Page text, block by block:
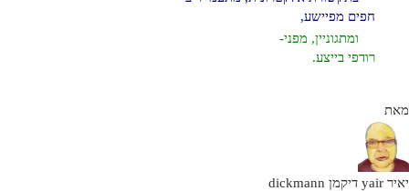
חפים מפיישע,
ומתגוניין, מפני-
רודפי בייצע.
מאת
יאיר yair דיקמן dickmann